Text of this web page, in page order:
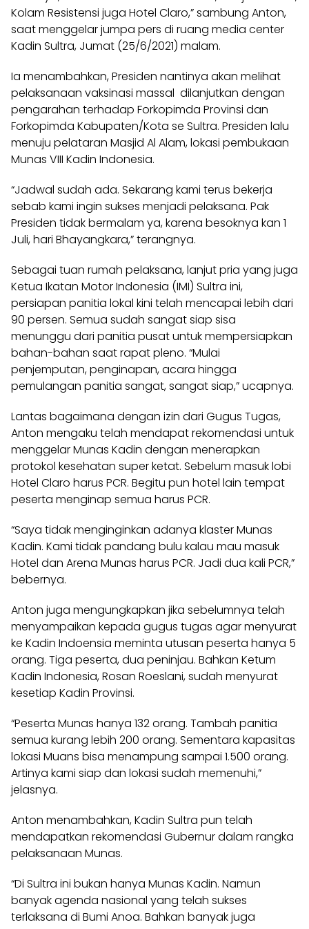
Kolam Resistensi juga Hotel Claro,” sambung Anton,
saat menggelar jumpa pers di ruang media center
Kadin Sultra, Jumat (25/6/2021) malam.
Ia menambahkan, Presiden nantinya akan melihat
pelaksanaan vaksinasi massal dilanjutkan dengan
pengarahan terhadap Forkopimda Provinsi dan
Forkopimda Kabupaten/Kota se Sultra. Presiden lalu
menuju pelataran Masjid Al Alam, lokasi pembukaan
Munas VIII Kadin Indonesia.
“Jadwal sudah ada. Sekarang kami terus bekerja
sebab kami ingin sukses menjadi pelaksana. Pak
Presiden tidak bermalam ya, karena besoknya kan 1
Juli, hari Bhayangkara,” terangnya.
Sebagai tuan rumah pelaksana, lanjut pria yang juga
Ketua Ikatan Motor Indonesia (IMI) Sultra ini,
persiapan panitia lokal kini telah mencapai lebih dari
90 persen. Semua sudah sangat siap sisa
menunggu dari panitia pusat untuk mempersiapkan
bahan-bahan saat rapat pleno. “Mulai
penjemputan, penginapan, acara hingga
pemulangan panitia sangat, sangat siap,” ucapnya.
Lantas bagaimana dengan izin dari Gugus Tugas,
Anton mengaku telah mendapat rekomendasi untuk
menggelar Munas Kadin dengan menerapkan
protokol kesehatan super ketat. Sebelum masuk lobi
Hotel Claro harus PCR. Begitu pun hotel lain tempat
peserta menginap semua harus PCR.
“Saya tidak menginginkan adanya klaster Munas
Kadin. Kami tidak pandang bulu kalau mau masuk
Hotel dan Arena Munas harus PCR. Jadi dua kali PCR,”
bebernya.
Anton juga mengungkapkan jika sebelumnya telah
menyampaikan kepada gugus tugas agar menyurat
ke Kadin Indoensia meminta utusan peserta hanya 5
orang. Tiga peserta, dua peninjau. Bahkan Ketum
Kadin Indonesia, Rosan Roeslani, sudah menyurat
kesetiap Kadin Provinsi.
“Peserta Munas hanya 132 orang. Tambah panitia
semua kurang lebih 200 orang. Sementara kapasitas
lokasi Muans bisa menampung sampai 1.500 orang.
Artinya kami siap dan lokasi sudah memenuhi,”
jelasnya.
Anton menambahkan, Kadin Sultra pun telah
mendapatkan rekomendasi Gubernur dalam rangka
pelaksanaan Munas.
“Di Sultra ini bukan hanya Munas Kadin. Namun
banyak agenda nasional yang telah sukses
terlaksana di Bumi Anoa. Bahkan banyak juga